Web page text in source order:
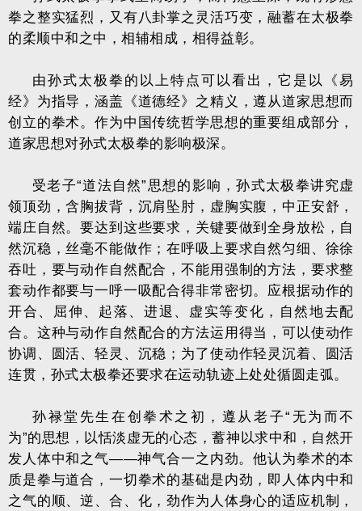
拳之整实猛烈，又有八卦掌之灵活巧变，融蓄在太极拳
的柔顺中和之中，相辅相成，相得益彰。
由孙式太极拳的以上特点可以看出，它是以《易
经》为指导，涵盖《道德经》之精义，遵从道家思想而
创立的拳术。作为中国传统哲学思想的重要组成部分，
道家思想对孙式太极拳的影响极深。
受老子“道法自然”思想的影响，孙式太极拳讲究虚
领顶劲，含胸拔背，沉肩坠肘，虚胸实腹，中正安舒，
端庄自然。要达到这些要求，关键要做到全身放松，自
然沉稳，丝毫不能做作；在呼吸上要求自然匀细、徐徐
吞吐，要与动作自然配合，不能用强制的方法，要求整
套动作都要与一呼一吸配合得非常密切。应根据动作的
开合、屈伸、起落、进退、虚实等变化，自然地去配
合。这种与动作自然配合的方法运用得当，可以使动作
协调、圆活、轻灵、沉稳；为了使动作轻灵沉着、圆活
连贯，孙式太极拳还要求在运动轨迹上处处循圆走弧。
孙禄堂先生在创拳术之初，遵从老子“无为而不
为”的思想，以恬淡虚无的心态，蓄神以求中和，自然开
发人体中和之气——神气合一之内劲。他认为拳术的本
质是拳与道合，一切拳术的基础是内劲，即人体内中和
之气的顺、逆、合、化，劲作为人体身心的适应机制，